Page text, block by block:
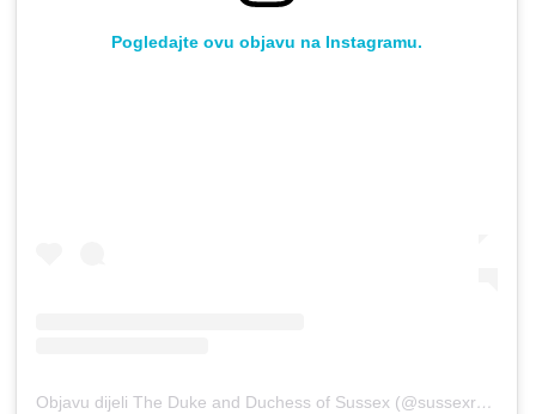
Pogledajte ovu objavu na Instagramu.
Objavu dijeli The Duke and Duchess of Sussex (@sussexroyal)